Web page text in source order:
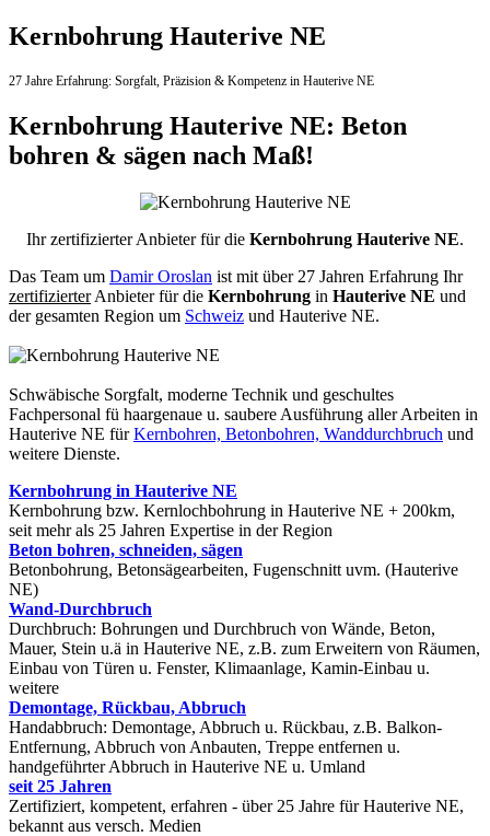
Kernbohrung Hauterive NE
27 Jahre Erfahrung: Sorgfalt, Präzision & Kompetenz in Hauterive NE
Kernbohrung Hauterive NE: Beton
bohren & sägen nach Maß!
Ihr zertifizierter Anbieter für die Kernbohrung Hauterive NE.
Das Team um Damir Oroslan ist mit über 27 Jahren Erfahrung Ihr
zertifizierterAnbieter für die Kernbohrung in Hauterive NE und
der gesamten Region um Schweiz und Hauterive NE.
Schwäbische Sorgfalt, moderne Technik und geschultes
Fachpersonal fü haargenaue u. saubere Ausführung aller Arbeiten in
Hauterive NE fürKernbohren, Betonbohren, Wanddurchbruch und
weitere Dienste.
Kernbohrung in Hauterive NE
Kernbohrung bzw. Kernlochbohrung in Hauterive NE + 200km,
seit mehr als 25 Jahren Expertise in der Region
Beton bohren, schneiden, sägen
Betonbohrung, Betonsägearbeiten, Fugenschnitt uvm. (Hauterive
NE)
Wand-Durchbruch
Durchbruch: Bohrungen und Durchbruch von Wände, Beton,
Mauer, Stein u.ä in Hauterive NE, z.B. zum Erweitern von Räumen,
Einbau von Türen u. Fenster, Klimaanlage, Kamin-Einbau u.
weitere
Demontage, Rückbau, Abbruch
Handabbruch: Demontage, Abbruch u. Rückbau, z.B. Balkon-
Entfernung, Abbruch von Anbauten, Treppe entfernen u.
handgeführter Abbruch in Hauterive NE u. Umland
seit 25 Jahren
Zertifiziert, kompetent, erfahren - über 25 Jahre für Hauterive NE,
bekannt aus versch. Medien